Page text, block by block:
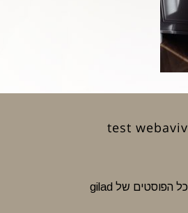
test webaviv
כל הפוסטים של gilad